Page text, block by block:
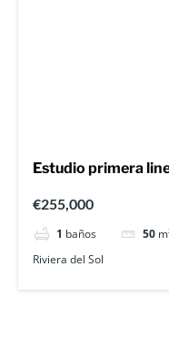
Estudio primera
€255,000
1 baños 50
Riviera del Sol